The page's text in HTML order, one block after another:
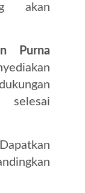
akan
Purna
selesai
Dapatkan